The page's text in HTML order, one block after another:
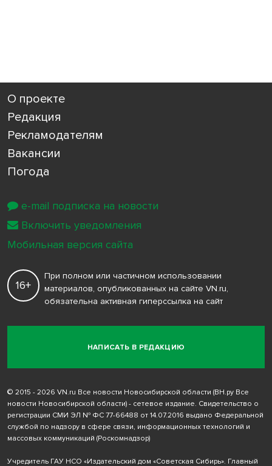
О проекте
Редакция
Рекламодателям
Вакансии
Погода
НАПИСАТЬ В РЕДАКЦИЮ
16+
При полном или частичном использовании
материалов, опубликованных на сайте VN.ru,
обязательна активная гиперссылка на сайт
© 2015 - 2026 VN.ru Все новости Новосибирской области (ВН.ру Все
новости Новосибирской области) - сетевое издание. Свидетельство о
регистрации СМИ ЭЛ № ФС 77-66488 от 14.07.2016 выдано Федеральной
службой по надзору в сфере связи, информационных технологий и
массовых коммуникаций (Роскомнадзор)
Учредитель ГАУ НСО «Издательский дом «Советская Сибирь». Главный
e-mail подписка на новости
Включить уведомления
Мобильная версия сайта